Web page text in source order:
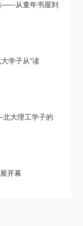
——从童年书屋到
学子从“读
大理工学子的
开幕